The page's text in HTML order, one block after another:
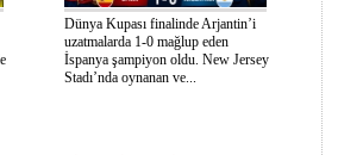
Dünya Kupası finalinde Arjantin’i
uzatmalarda 1-0 mağlup eden
İspanya şampiyon oldu. New Jersey
Stadı’nda oynanan ve...